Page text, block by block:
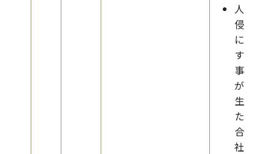
人権
侵害
に関
する
事案
が発
生し
た場
合、
社会